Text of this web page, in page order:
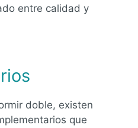
entre calidad y
doble, existen
que